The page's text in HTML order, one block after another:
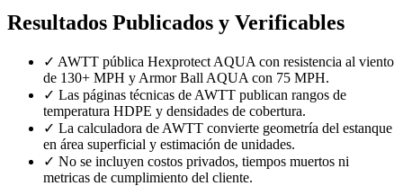
Resultados Publicados y Verificables
✓ AWTT pública Hexprotect AQUA con resistencia al viento
de 130+ MPH y Armor Ball AQUA con 75 MPH.
✓ Las páginas técnicas de AWTT publican rangos de
temperatura HDPE y densidades de cobertura.
✓ La calculadora de AWTT convierte geometría del estanque
en área superficial y estimación de unidades.
✓ No se incluyen costos privados, tiempos muertos ni
metricas de cumplimiento del cliente.